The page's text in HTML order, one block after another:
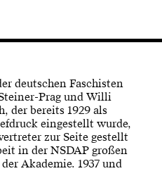
deutschen Faschisten
Prag und Willi
der bereits 1929 als
eingestellt wurde,
zur Seite gestellt
in der NSDAP großen
Akademie. 1937 und